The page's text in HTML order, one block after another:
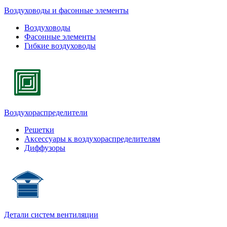
Воздуховоды и фасонные элементы
Воздуховоды
Фасонные элементы
Гибкие воздуховоды
Воздухораспределители
Решетки
Аксессуары к воздухораспределителям
Диффузоры
Детали систем вентиляции